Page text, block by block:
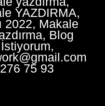
YAZDIRMA,
2022, Makale
Blog
75 93